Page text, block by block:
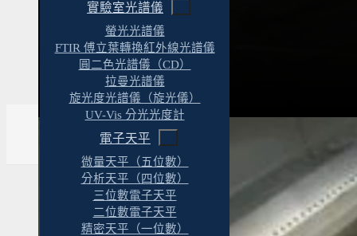
實驗室光譜儀
螢光光譜儀
FTIR 傅立葉轉換紅外線光譜儀
圓二色光譜儀（CD）
拉曼光譜儀
旋光度光譜儀（旋光儀）
UV-Vis 分光光度計
電子天平
微量天平（五位數）
分析天平（四位數）
三位數電子天平
二位數電子天平
精密天平（一位數）
官方LINE
@469mcfzt
實驗室建置完整解決方案